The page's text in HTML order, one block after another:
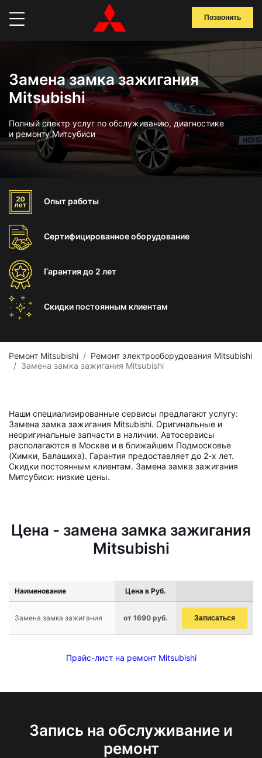
Позвонить
Замена замка зажигания
Mitsubishi
Полный спектр услуг по обслуживанию, диагностике
и ремонту Митсубиси
Опыт работы
Сертифицированноеоборудование
Гарантиядо 2 лет
Скидки постоянным клиентам
Ремонт Mitsubishi
Ремонт электрооборудования Mitsubishi
Замена замка зажигания Mitsubishi
Наши специализированные сервисы предлагают услугу:
Замена замка зажигания Mitsubishi. Оригинальные и
неоригинальные запчасти в наличии. Автосервисы
располагаются в Москве и в ближайшем Подмосковье
(Химки, Балашиха). Гарантия предоставляет до 2-х лет.
Скидки постоянным клиентам. Замена замка зажигания
Митсубиси: низкие цены.
Цена - замена замка зажигания
Mitsubishi
Наименование Цена в Руб.
Замена замка зажигания от 1690 руб. Записаться
Прайс-лист на ремонт Mitsubishi
Запись на обслуживание и
ремонт